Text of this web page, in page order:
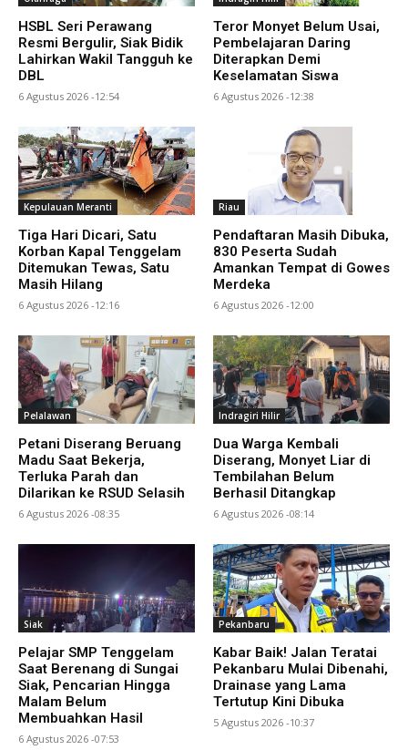
HSBL Seri Perawang
Resmi Bergulir, Siak Bidik
Lahirkan Wakil Tangguh ke
DBL
6 Agustus 2026 -12:54
Teror Monyet Belum Usai,
Pembelajaran Daring
Diterapkan Demi
Keselamatan Siswa
6 Agustus 2026 -12:38
Kepulauan Meranti
Tiga Hari Dicari, Satu
Korban Kapal Tenggelam
Ditemukan Tewas, Satu
Masih Hilang
6 Agustus 2026 -12:16
Riau
Pendaftaran Masih Dibuka,
830 Peserta Sudah
Amankan Tempat di Gowes
Merdeka
6 Agustus 2026 -12:00
Pelalawan
Petani Diserang Beruang
Madu Saat Bekerja,
Terluka Parah dan
Dilarikan ke RSUD Selasih
6 Agustus 2026 -08:35
Indragiri Hilir
Dua Warga Kembali
Diserang, Monyet Liar di
Tembilahan Belum
Berhasil Ditangkap
6 Agustus 2026 -08:14
Siak
Pelajar SMP Tenggelam
Saat Berenang di Sungai
Siak, Pencarian Hingga
Malam Belum
Membuahkan Hasil
6 Agustus 2026 -07:53
Pekanbaru
Kabar Baik! Jalan Teratai
Pekanbaru Mulai Dibenahi,
Drainase yang Lama
Tertutup Kini Dibuka
5 Agustus 2026 -10:37